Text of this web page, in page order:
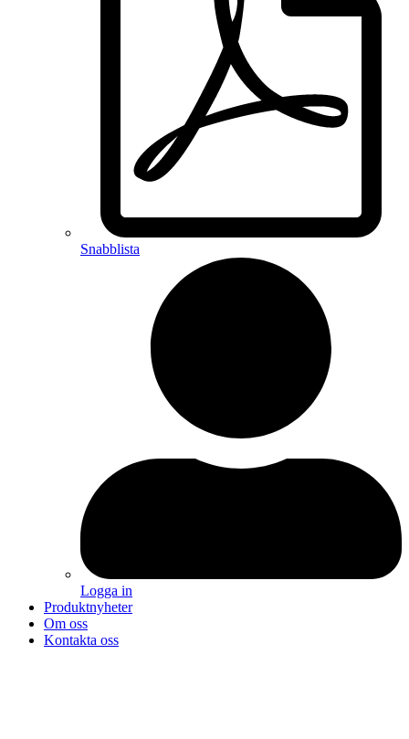
Snabblista
Logga in
Produktnyheter
Om oss
Kontakta oss